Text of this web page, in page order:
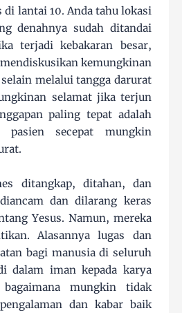
di lantai 10. Anda tahu lokasi
denahnya sudah ditandai
terjadi kebakaran besar,
kemungkinan
melalui tangga darurat
selamat jika terjun
paling tepat adalah
pasien secepat mungkin
ditangkap, ditahan, dan
dan dilarang keras
Yesus. Namun, mereka
Alasannya lugas dan
bagi manusia di seluruh
dalam iman kepada karya
mungkin tidak
dan kabar baik